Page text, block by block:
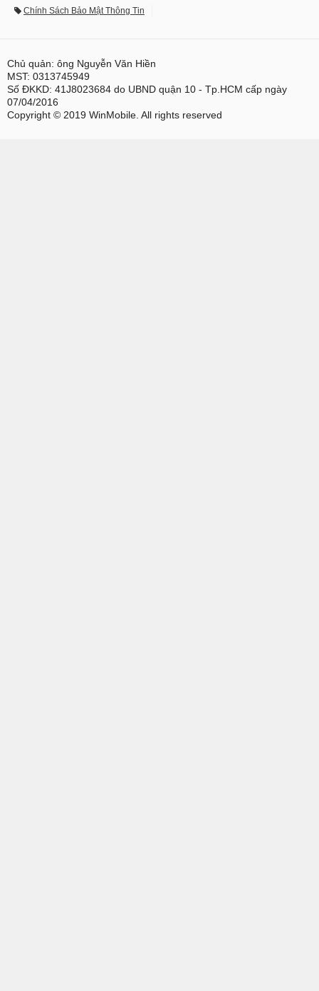
Chính Sách Bảo Mật Thông Tin
Chủ quản: ông Nguyễn Văn Hiền
MST: 0313745949
Số ĐKKD: 41J8023684 do UBND quận 10 - Tp.HCM cấp ngày
07/04/2016
Copyright © 2019 WinMobile. All rights reserved